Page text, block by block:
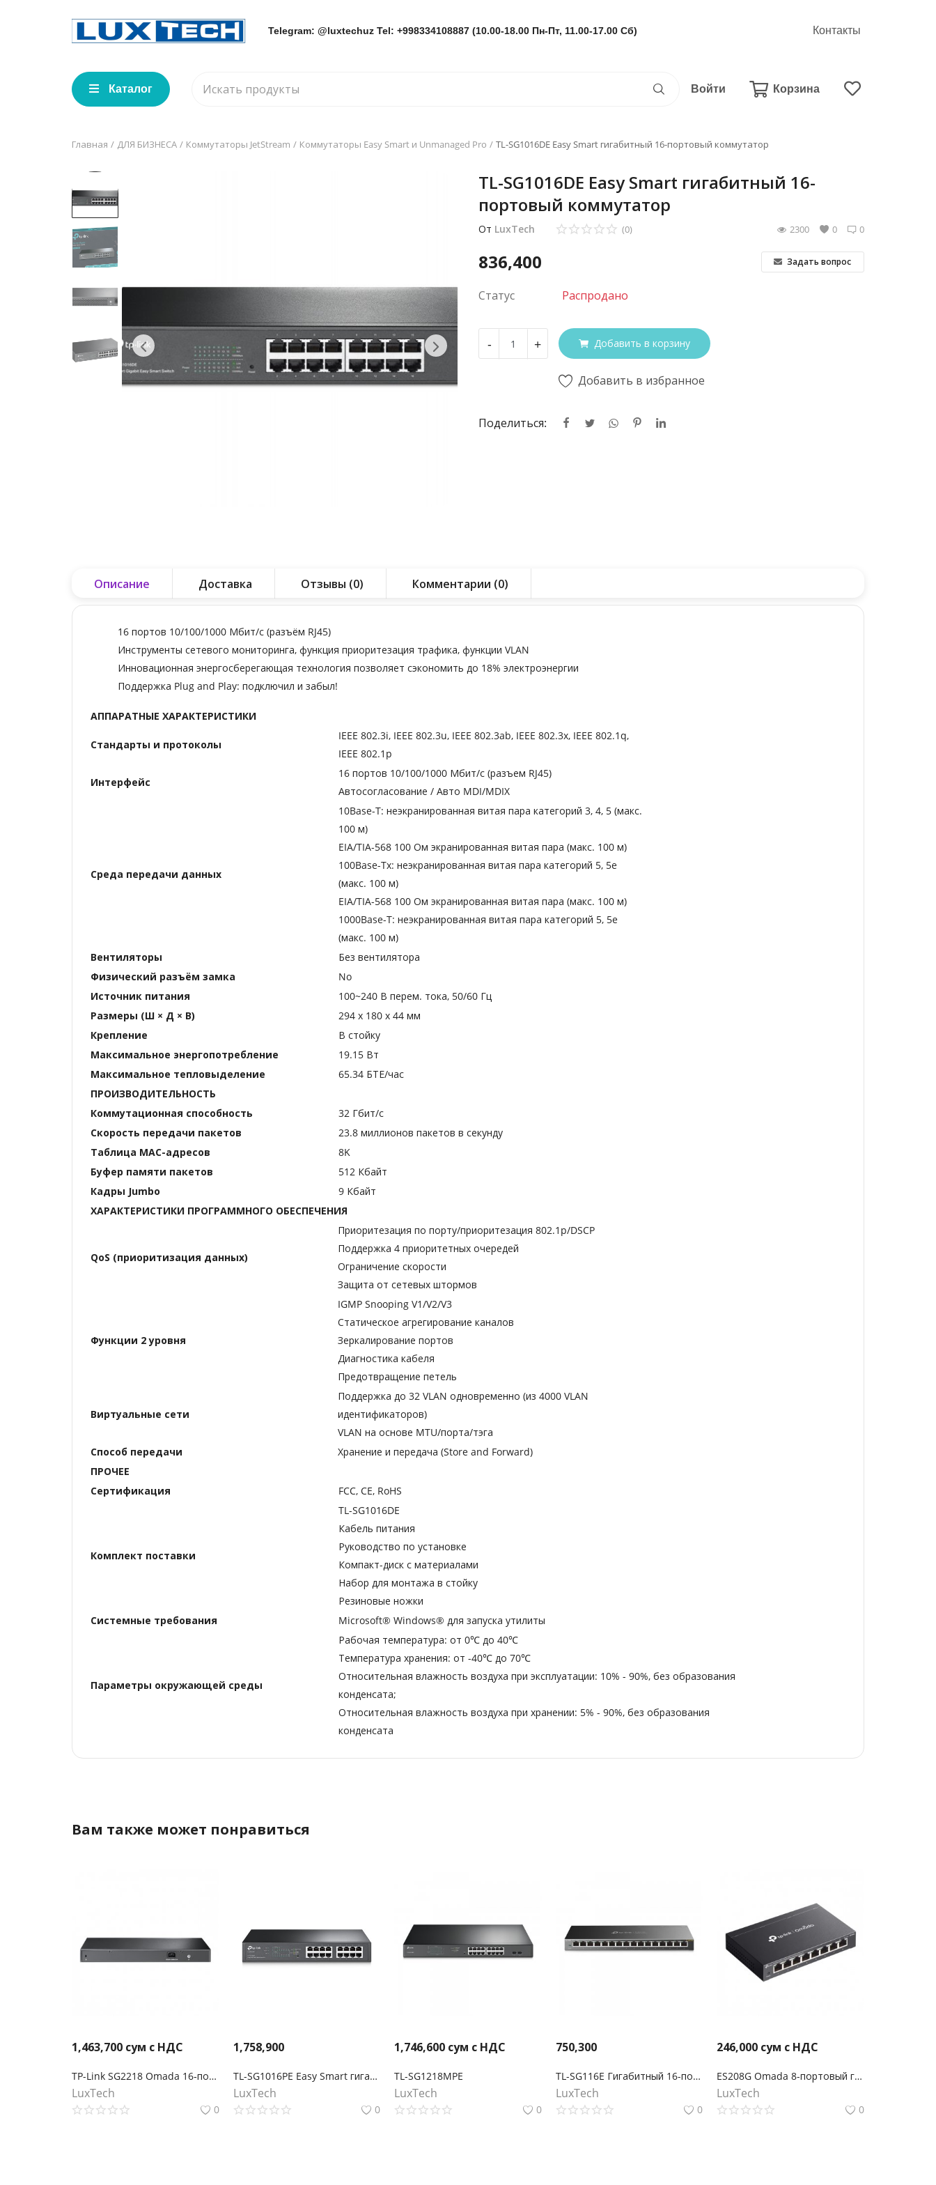
Telegram: @luxtechuz Tel: +998334108887 (10.00-18.00 Пн-Пт, 11.00-17.00 Сб) Контакты
Каталог Войти Корзина
Главная ДЛЯ БИЗНЕСА Коммутаторы JetStream Коммутаторы Easy Smart и Unmanaged Pro TL-SG1016DE Easy Smart гигабитный 16-портовый коммутатор
TL-SG1016DE Easy Smart гигабитный 16-
портовый коммутатор
От LuxTech 0
(0) 0
2300
836,400 Задать вопрос
Статус Распродано
- + Добавить в корзину
Добавить в избранное
Поделиться:
Описание Доставка Отзывы (0) Комментарии (0)
16 портов 10/100/1000 Мбит/с (разъём RJ45)
Инструменты сетевого мониторинга, функция приоритезация трафика, функции VLAN
Инновационная энергосберегающая технология позволяет сэкономить до 18% электроэнергии
Поддержка Plug and Play: подключил и забыл!
АППАРАТНЫЕ ХАРАКТЕРИСТИКИ
Стандарты и протоколы
IEEE 802.3i, IEEE 802.3u, IEEE 802.3ab, IEEE 802.3x, IEEE 802.1q,
IEEE 802.1p
Интерфейс
16 портов 10/100/1000 Мбит/с (разъем RJ45)
Автосогласование / Авто MDI/MDIX
Среда передачи данных
10Base-T: неэкранированная витая пара категорий 3, 4, 5 (макс.
100 м)
EIA/TIA-568 100 Ом экранированная витая пара (макс. 100 м)
100Base-Tx: неэкранированная витая пара категорий 5, 5e
(макс. 100 м)
EIA/TIA-568 100 Ом экранированная витая пара (макс. 100 м)
1000Base-T: неэкранированная витая пара категорий 5, 5e
(макс. 100 м)
Вентиляторы
Без вентилятора
Физический разъём замка
No
Источник питания
100~240 В перем. тока, 50/60 Гц
Размеры (Ш × Д × В)
294 х 180 х 44 мм
Крепление
В стойку
Максимальное энергопотребление
19.15 Вт
Максимальное тепловыделение
65.34 БТЕ/час
ПРОИЗВОДИТЕЛЬНОСТЬ
Коммутационная способность
32 Гбит/с
Скорость передачи пакетов
23.8 миллионов пакетов в секунду
Таблица МАС-адресов
8K
Буфер памяти пакетов
512 Кбайт
Кадры Jumbo
9 Кбайт
ХАРАКТЕРИСТИКИ ПРОГРАММНОГО ОБЕСПЕЧЕНИЯ
QoS (приоритизация данных)
Приоритезация по порту/приоритезация 802.1p/DSCP
Поддержка 4 приоритетных очередей
Ограничение скорости
Защита от сетевых штормов
Функции 2 уровня
IGMP Snooping V1/V2/V3
Статическое агрегирование каналов
Зеркалирование портов
Диагностика кабеля
Предотвращение петель
Виртуальные сети
Поддержка до 32 VLAN одновременно (из 4000 VLAN
идентификаторов)
VLAN на основе MTU/порта/тэга
Способ передачи
Хранение и передача (Store and Forward)
ПРОЧЕЕ
Сертификация
FCC, CE, RoHS
Комплект поставки
TL-SG1016DE
Кабель питания
Руководство по установке
Компакт-диск с материалами
Набор для монтажа в стойку
Резиновые ножки
Системные требования
Microsoft® Windows® для запуска утилиты
Параметры окружающей среды
Рабочая температура: от 0℃ до 40℃
Температура хранения: от -40℃ до 70℃
Относительная влажность воздуха при эксплуатации: 10% - 90%, без образования
конденсата;
Относительная влажность воздуха при хранении: 5% - 90%, без образования
конденсата
Вам также может понравиться
1,463,700 сум с НДС
TP-Link SG2218 Omada 16‑портовый гигабитный управляемый коммутатор Smart с 2 SFP‑слотами
LuxTech
0
1,758,900
TL-SG1016PE Easy Smart гигабитный 16‑портовый коммутатор с 8 портами PoE+
LuxTech
0
1,746,600 сум с НДС
TL-SG1218MPE
LuxTech
0
750,300
TL-SG116E Гигабитный 16-портовый коммутатор
LuxTech
0
246,000 сум с НДС
ES208G Omada 8-портовый гигабитный Easy Managed коммутатор
LuxTech
0